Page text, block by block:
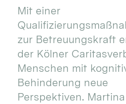
Mit einer
zur Betreuungskraft
der Kölner
Menschen mit
Behinderung neue
Perspektiven. Martina